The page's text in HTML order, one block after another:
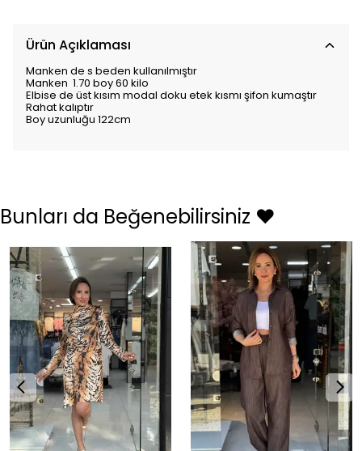
Ürün Açıklaması
Manken de s beden kullanılmıştır
Manken 1.70 boy 60 kilo
Elbise de üst kısım modal doku etek kısmı şifon kumaştır
Rahat kalıptır
Boy uzunluğu 122cm
Bunları da Beğenebilirsiniz ❤️